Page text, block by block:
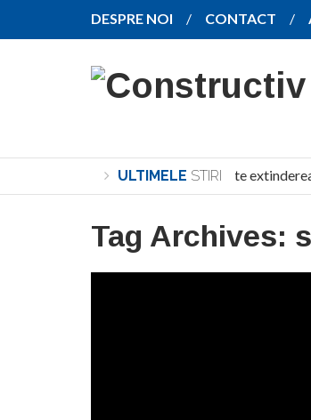
DESPRE NOI CONTACT
ULTIMELE STIRI
SANY pregătește
Tag Archives: